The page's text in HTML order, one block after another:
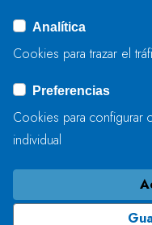
ENVIAR
Analítica
Cookies para trazar el
Preferencias
Cookies para configurar
individual